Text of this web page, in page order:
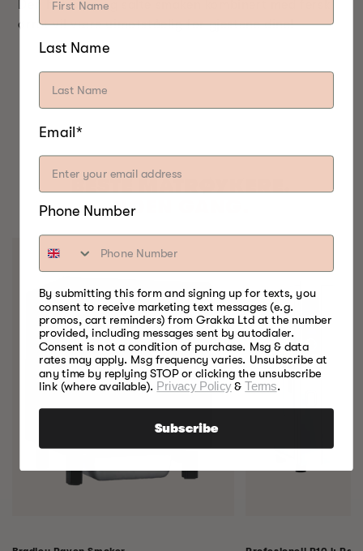
Den halvsøte og salte smaken kombinert med fersk
ørret vil være uimotståelig for gjestene dine!
BESTE MATRØYKERE.
NOEN GANG.
Last Name
Email*
Phone Number
By submitting this form and signing up for texts, you
consent to receive marketing text messages (e.g.
promos, cart reminders) from Grakka Ltd at the number
provided, including messages sent by autodialer.
Consent is not a condition of purchase. Msg & data
rates may apply. Msg frequency varies. Unsubscribe at
any time by replying STOP or clicking the unsubscribe
link (where available). Privacy Policy&Terms.
Subscribe